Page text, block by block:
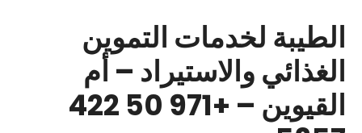
الطيبة لخدمات التموين
الغذائي والاستيراد – أم
القيوين – +971 50 422